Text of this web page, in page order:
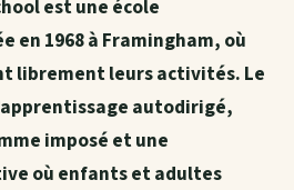
est une école
en 1968 à Framingham, où
librement leurs activités. Le
autodirigé,
imposé et une
où enfants et adultes